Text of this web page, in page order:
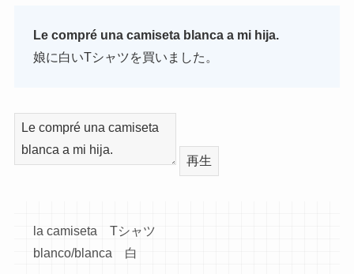
Le compré una camiseta blanca a mi hija.
娘に白いTシャツを買いました。
再生
la camiseta Tシャツ
blanco/blanca 白